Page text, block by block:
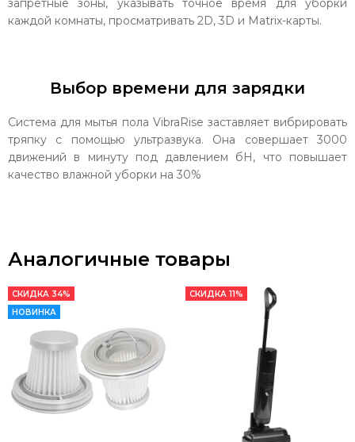
запретные зоны, указывать точное время для уборки
каждой комнаты, просматривать 2D, 3D и Matrix-карты.
Выбор времени для зарядки
Система для мытья пола VibraRise заставляет вибрировать
тряпку с помощью ультразвука. Она совершает 3000
движений в минуту под давлением бН, что повышает
качество влажной уборки на 30%
Аналогичные товары
СКИДКА 34%
НОВИНКА
СКИДКА 11%